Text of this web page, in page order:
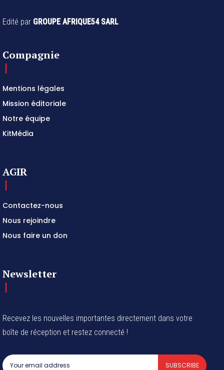
Edité par GROUPE AFRIQUE54 SARL
Compagnie
Mentions légales
Mission éditoriale
Notre équipe
KitMédia
AGIR
Contactez-nous
Nous rejoindre
Nous faire un don
Newsletter
Recevez les nouvelles importantes directement dans votre
boîte de réception et restez connecté !
SUBSCRIBE